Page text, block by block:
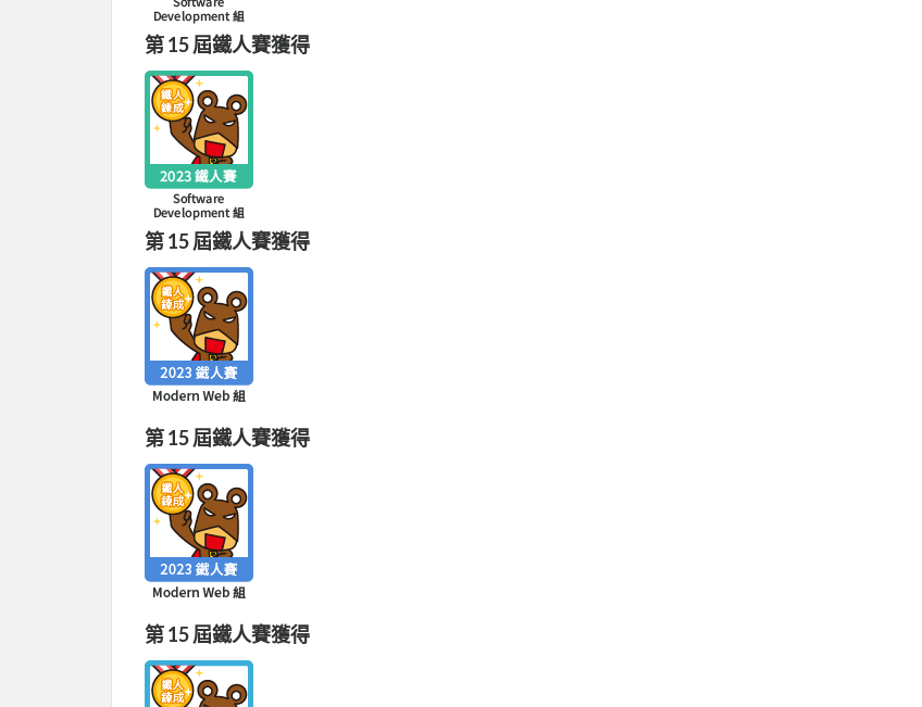
第 15 屆鐵人賽獲得
第 15 屆鐵人賽獲得
第 15 屆鐵人賽獲得
第 15 屆鐵人賽獲得